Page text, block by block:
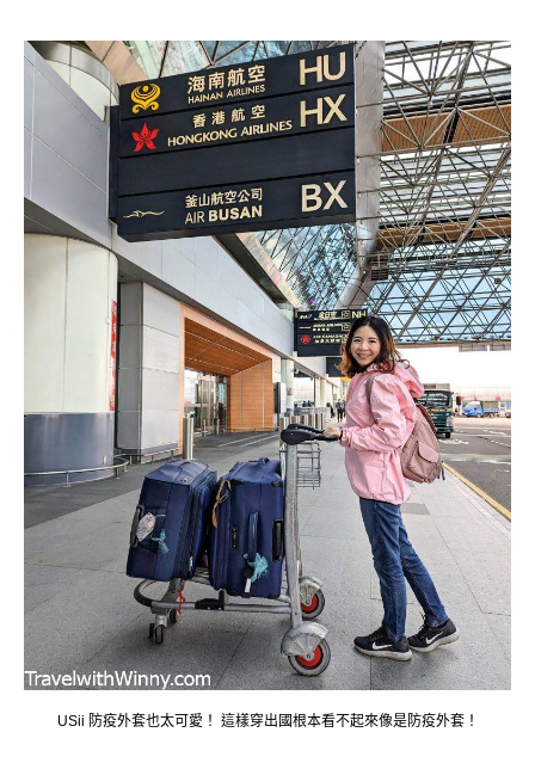
USii 防疫外套也太可愛！ 這樣穿出國根本看不起來像是防疫外套！